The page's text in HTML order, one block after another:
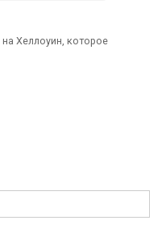
Хеллоуин, которое